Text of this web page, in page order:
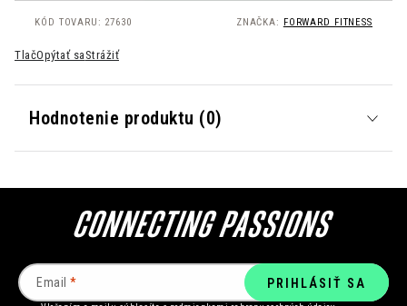
KÓD TOVARU: 27630 ZNAČKA: FORWARD FITNESS
TlačOpýtať sa Strážiť
Hodnotenie produktu (0)
Email PRIHLÁSIŤ SA